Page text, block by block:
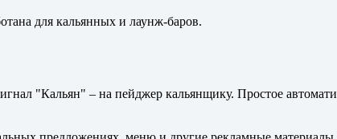
для кальянных и лаунж-баров.
"Кальян" – на пейджер кальянщику. Простое